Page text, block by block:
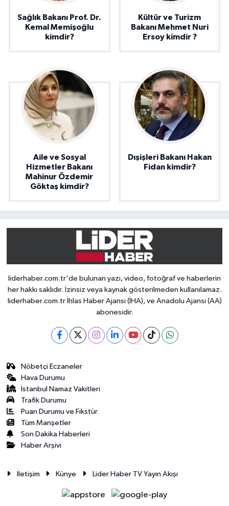
Sağlık Bakanı Prof. Dr.
Kemal Memişoğlu
kimdir?
Kültür ve Turizm
Bakanı Mehmet Nuri
Ersoy kimdir ?
Aile ve Sosyal
Hizmetler Bakanı
Mahinur Özdemir
Göktaş kimdir?
Dışişleri Bakanı Hakan
Fidan kimdir?
liderhaber.com.tr'de bulunan yazı, video, fotoğraf ve haberlerin
her hakkı saklıdır. İzinsiz veya kaynak gösterilmeden kullanılamaz.
liderhaber.com.tr İhlas Haber Ajansı (İHA), ve Anadolu Ajansı (AA)
abonesidir.
Nöbetçi Eczaneler
Hava Durumu
İstanbul Namaz Vakitleri
Trafik Durumu
Puan Durumu ve Fikstür
Tüm Manşetler
Son Dakika Haberleri
Haber Arşivi
İletişim Künye Lider Haber TV Yayın Akışı